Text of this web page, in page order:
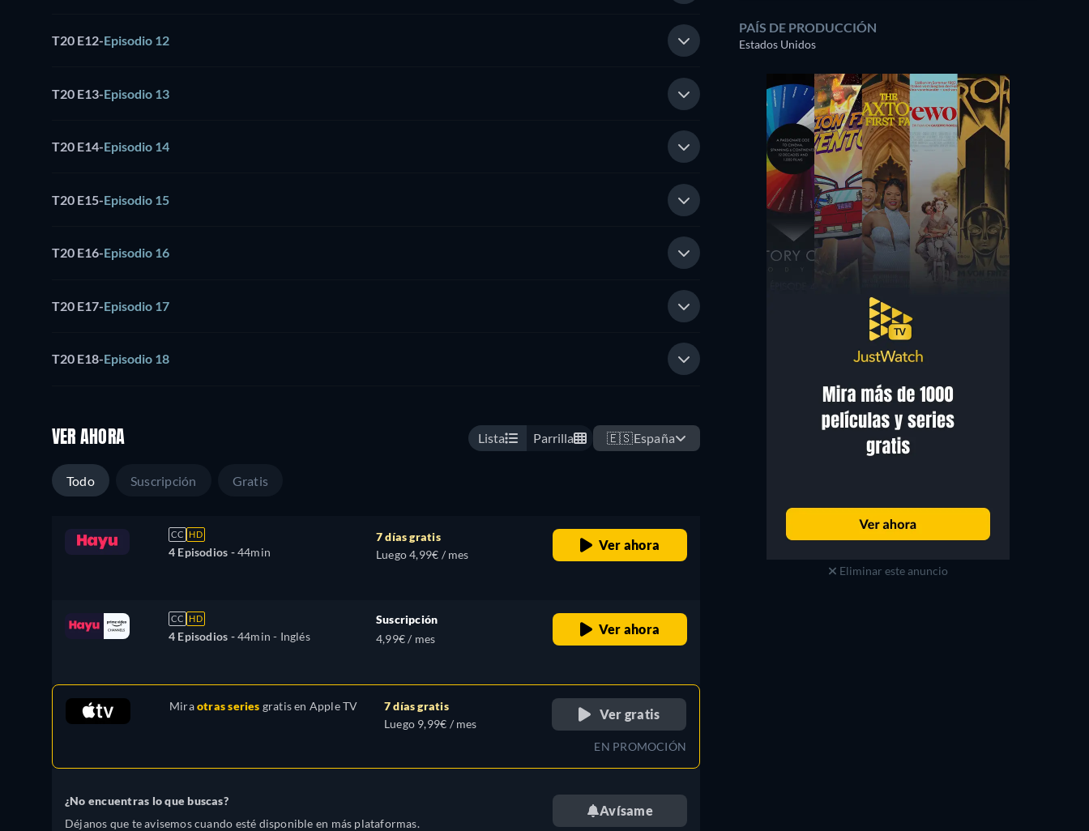
T20 E12-Episodio 12
T20 E13-Episodio 13
T20 E14-Episodio 14
T20 E15-Episodio 15
T20 E16-Episodio 16
T20 E17-Episodio 17
T20 E18-Episodio 18
VER AHORA Lista Parrilla 🇪🇸España
Todo Suscripción Gratis
CC HD
4 Episodios -44min
7 días gratis
Luego 4,99€ / mes
Ver ahora
CC HD
4 Episodios -44min - Inglés
Suscripción
4,99€ / mes
Ver ahora
Miraotras series gratis en Apple TV
7 días gratis
Luego 9,99€ / mes
Ver gratis
EN PROMOCIÓN
¿No encuentras lo que buscas?
Déjanos que te avisemos cuando esté disponible en más plataformas.
Avísame
PAÍS DE PRODUCCIÓN
Estados Unidos
Eliminar este anuncio